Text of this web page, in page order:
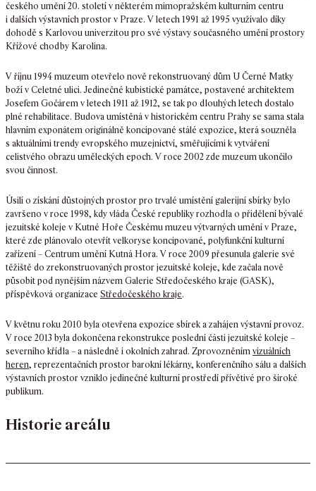
českého umění 20. století v některém mimopražském kulturním centru
i dalších výstavních prostor v Praze. V letech 1991 až 1995 využívalo díky
dohodě s Karlovou univerzitou pro své výstavy současného umění prostory
Křížové chodby Karolina.
V říjnu 1994 muzeum otevřelo nově rekonstruovaný dům U Černé Matky
boží v Celetné ulici. Jedinečné kubistické památce, postavené architektem
Josefem Gočárem v letech 1911 až 1912, se tak po dlouhých letech dostalo
plné rehabilitace. Budova umístěná v historickém centru Prahy se sama stala
hlavním exponátem originálně koncipované stálé expozice, která souzněla
s aktuálními trendy evropského muzejnictví, směřujícími k vytváření
celistvého obrazu uměleckých epoch. V roce 2002 zde muzeum ukončilo
svou činnost.
Úsilí o získání důstojných prostor pro trvalé umístění galerijní sbírky bylo
završeno v roce 1998, kdy vláda České republiky rozhodla o přidělení bývalé
jezuitské koleje v Kutné Hoře Českému muzeu výtvarných umění v Praze,
které zde plánovalo otevřít velkoryse koncipované, polyfunkční kulturní
zařízení – Centrum umění Kutná Hora. V roce 2009 přesunula galerie své
těžiště do zrekonstruovaných prostor jezuitské koleje, kde začala nově
působit pod nynějším názvem Galerie Středočeského kraje (GASK),
příspěvková organizace Středočeského kraje.
V květnu roku 2010 byla otevřena expozice sbírek a zahájen výstavní provoz.
V roce 2013 byla dokončena rekonstrukce poslední části jezuitské koleje –
severního křídla – a následně i okolních zahrad. Zprovozněním vizuálních
heren, reprezentačních prostor barokní lékárny, konferenčního sálu a dalších
výstavních prostor vzniklo jedinečné kulturní prostředí přívětivé pro široké
publikum.
Historie areálu